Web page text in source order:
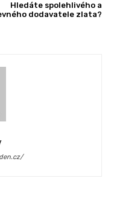
Hledáte spolehlivého a
dodavatele zlata?